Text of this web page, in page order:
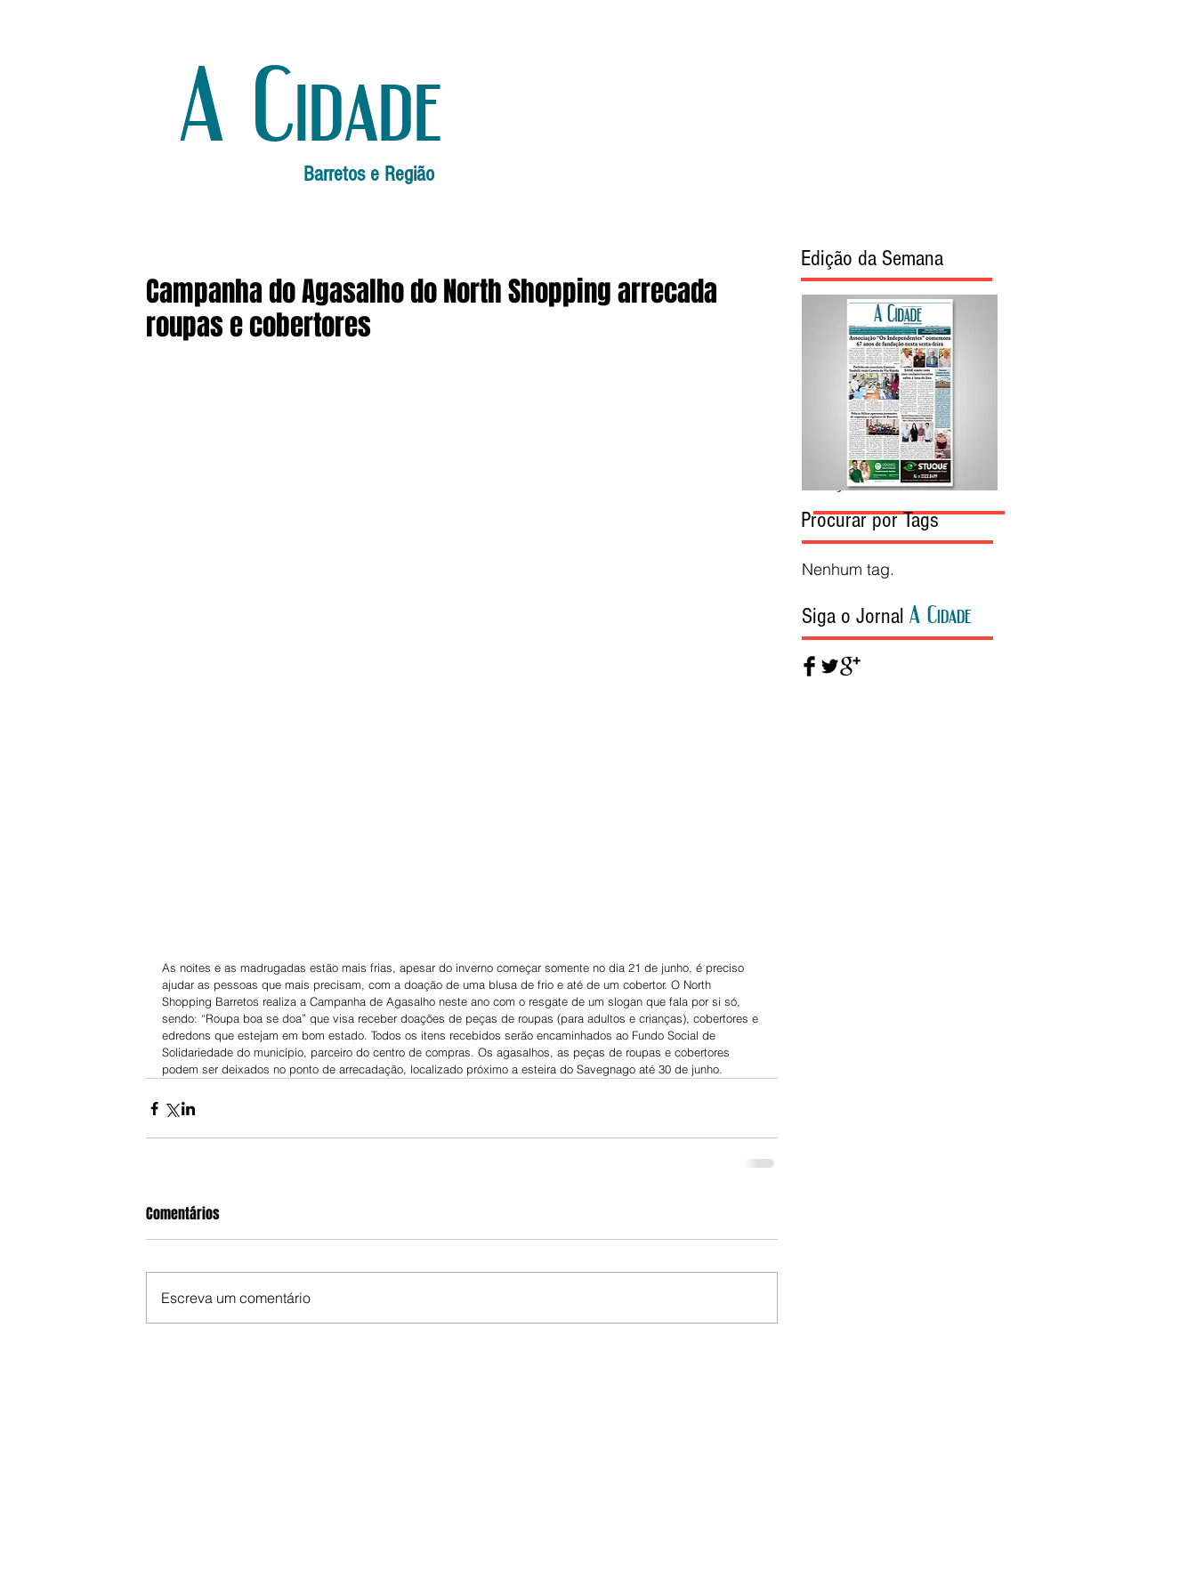
A Cidade
Barretos e Região
Campanha do Agasalho do North Shopping arrecada
roupas e cobertores
As noites e as madrugadas estão mais frias, apesar do inverno começar somente no dia 21 de junho, é preciso
ajudar as pessoas que mais precisam, com a doação de uma blusa de frio e até de um cobertor. O North
Shopping Barretos realiza a Campanha de Agasalho neste ano com o resgate de um slogan que fala por si só,
sendo: “Roupa boa se doa” que visa receber doações de peças de roupas (para adultos e crianças), cobertores e
edredons que estejam em bom estado. Todos os itens recebidos serão encaminhados ao Fundo Social de
Solidariedade do município, parceiro do centro de compras. Os agasalhos, as peças de roupas e cobertores
podem ser deixados no ponto de arrecadação, localizado próximo a esteira do Savegnago até 30 de junho.
Comentários
Escreva um comentário
Edição da Semana
Edição da Semana
Procurar por Tags
Nenhum tag.
Siga o Jornal A Cidade